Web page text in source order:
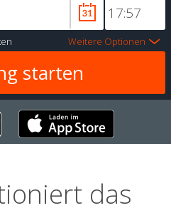
Weitere Optionen
das